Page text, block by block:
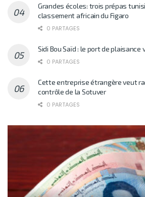
Grandes écoles: trois prépas
classement africain du Figaro
0 PARTAGES
Sidi Bou Saïd : le port de
0 PARTAGES
Cette entreprise étrangère veut
contrôle de la Sotuver
0 PARTAGES